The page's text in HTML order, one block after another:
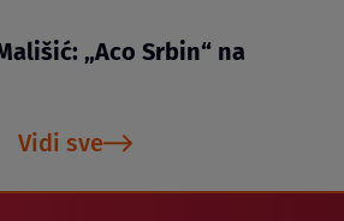
„Aco Srbin“ na
Vidi sve